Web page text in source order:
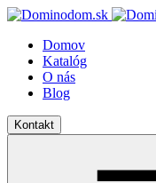
Domov
Katalóg
O nás
Blog
Kontakt